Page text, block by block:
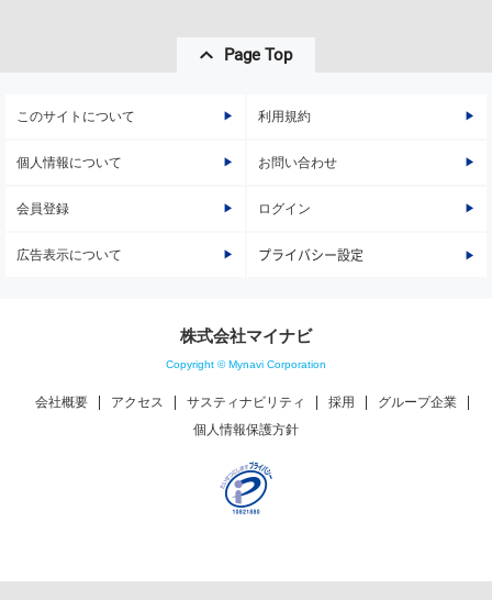
Page Top
このサイトについて 利用規約
個人情報について お問い合わせ
会員登録 ログイン
広告表示について プライバシー設定
株式会社マイナビ
Copyright © Mynavi Corporation
会社概要 アクセス サスティナビリティ 採用
グループ企業
個人情報保護方針